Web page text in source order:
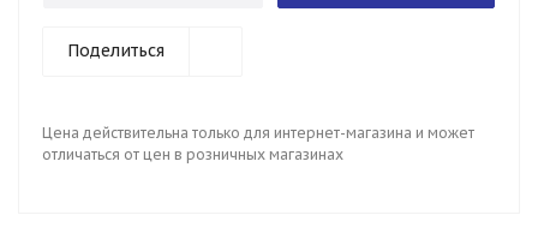
Поделиться
Цена действительна только для интернет-магазина и может
отличаться от цен в розничных магазинах